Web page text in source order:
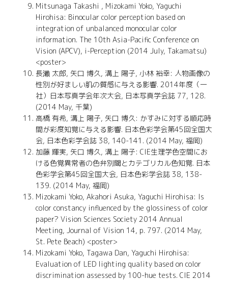
Mitsunaga Takashi , Mizokami Yoko, Yaguchi
Hirohisa: Binocular color perception based on
integration of unbalanced monocular color
information. The 10th Asia-Pacific Conference on
Vision (APCV), i-Perception (2014 July, Takamatsu)
<poster>
長瀨 太郎, 矢口 博久, 溝上 陽子, 小林 裕幸: 人物画像の
性別が好ましい肌の質感に与える影響. 2014年度（一
社）日本写真学会年次大会, 日本写真学会誌 77, 128.
(2014 May, 千葉)
高橋 有希, 溝上 陽子, 矢口 博久: かすみに対する順応時
間が彩度知覚に与える影響. 日本色彩学会第45回全国大
会, 日本色彩学会誌 38, 140-141. (2014 May, 福岡)
加藤 輝実, 矢口 博久, 溝上 陽子: CIE生理学色空間にお
ける色覚異常者の色弁別閾とカテゴリカル色知覚. 日本
色彩学会第45回全国大会, 日本色彩学会誌 38, 138-
139. (2014 May, 福岡)
Mizokami Yoko, Akahori Asuka, Yaguchi Hirohisa: Is
color constancy influenced by the glossiness of color
paper? Vision Sciences Society 2014 Annual
Meeting, Journal of Vision 14, p. 797. (2014 May,
St. Pete Beach) <poster>
Mizokami Yoko, Tagawa Dan, Yaguchi Hirohisa:
Evaluation of LED lighting quality based on color
discrimination assessed by 100-hue tests. CIE 2014